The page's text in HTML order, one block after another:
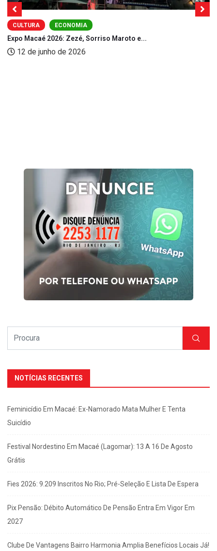
CULTURA ECONOMIA
Expo Macaé 2026: Zezé, Sorriso Maroto e...
12 de junho de 2026
NOTÍCIAS RECENTES
Feminicídio Em Macaé: Ex-Namorado Mata Mulher E Tenta
Suicídio
Festival Nordestino Em Macaé (Lagomar): 13 A 16 De Agosto
Grátis
Fies 2026: 9.209 Inscritos No Rio; Pré-Seleção E Lista De Espera
Pix Pensão: Débito Automático De Pensão Entra Em Vigor Em
2027
Clube De Vantagens Bairro Harmonia Amplia Benefícios Locais Já!